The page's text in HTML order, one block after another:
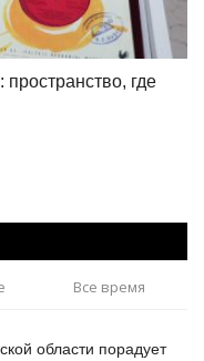
где
Все время
области порадует